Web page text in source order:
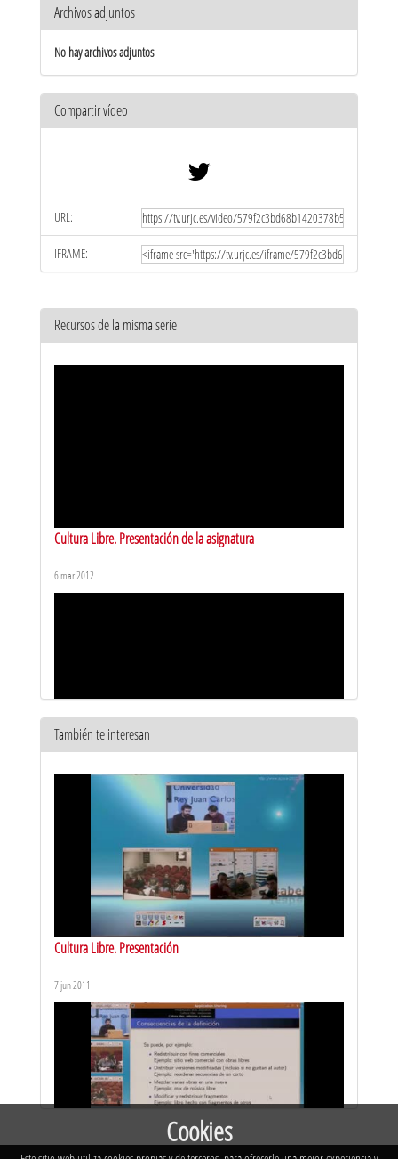
Archivos adjuntos
No hay archivos adjuntos
Compartir vídeo
URL:
IFRAME:
Recursos de la misma serie
Cultura Libre. Presentación de la asignatura
6 mar 2012
Cultura Libre. Definición y licencias
20 mar 2012
También te interesan
Cultura Libre. Presentación
7 jun 2011
Cookies